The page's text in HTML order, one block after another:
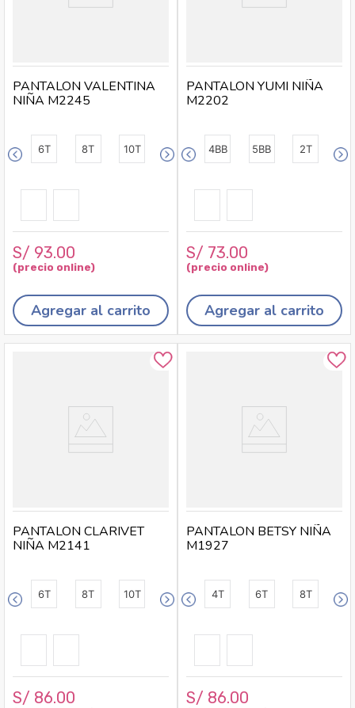
6T 8T 10T
PANTALON VALENTINA
NIÑA M2245
S/ 93.00
Agregar al carrito
4BB 5BB 2T
PANTALON YUMI NIÑA
M2202
S/ 73.00
Agregar al carrito
6T 8T 10T
PANTALON CLARIVET
NIÑA M2141
S/ 86.00
4T 6T 8T
PANTALON BETSY NIÑA
M1927
S/ 86.00